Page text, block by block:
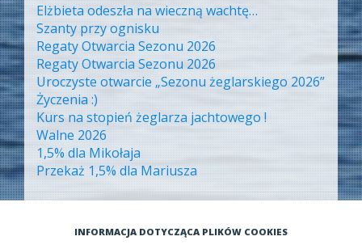
Elżbieta odeszła na wieczną wachtę…
Szanty przy ognisku
Regaty Otwarcia Sezonu 2026
Regaty Otwarcia Sezonu 2026
Uroczyste otwarcie „Sezonu żeglarskiego 2026”
Życzenia :)
Kurs na stopień żeglarza jachtowego !
Walne 2026
1,5% dla Mikołaja
Przekaż 1,5% dla Mariusza
INFORMACJA DOTYCZĄCA PLIKÓW COOKIES